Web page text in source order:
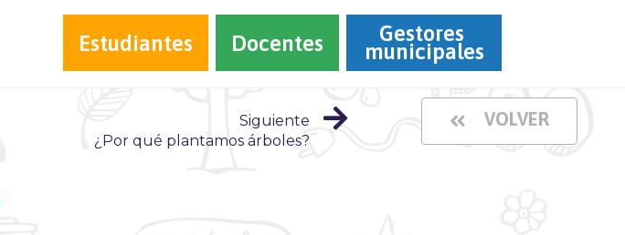
Estudiantes Docentes Gestores
municipales
Siguiente
¿Por qué plantamos árboles?
VOLVER